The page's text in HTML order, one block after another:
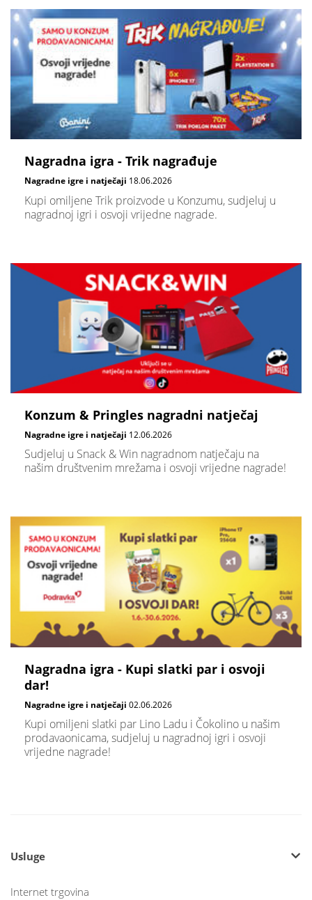
Nagradna igra - Trik nagrađuje
Nagradne igre i natječaji 18.06.2026
Kupi omiljene Trik proizvode u Konzumu, sudjeluj u
nagradnoj igri i osvoji vrijedne nagrade.
Konzum & Pringles nagradni natječaj
Nagradne igre i natječaji 12.06.2026
Sudjeluj u Snack & Win nagradnom natječaju na
našim društvenim mrežama i osvoji vrijedne nagrade!
Nagradna igra - Kupi slatki par i osvoji
dar!
Nagradne igre i natječaji 02.06.2026
Kupi omiljeni slatki par Lino Ladu i Čokolino u našim
prodavaonicama, sudjeluj u nagradnoj igri i osvoji
vrijedne nagrade!
Usluge
Internet trgovina